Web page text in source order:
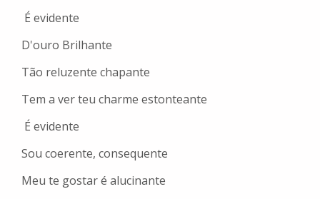
É evidente
D'ouro Brilhante
Tão reluzente chapante
Tem a ver teu charme estonteante
É evidente
Sou coerente, consequente
Meu te gostar é alucinante